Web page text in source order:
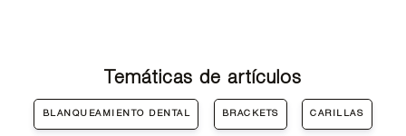
Temáticas de artículos
BLANQUEAMIENTO DENTAL BRACKETS CARILLAS